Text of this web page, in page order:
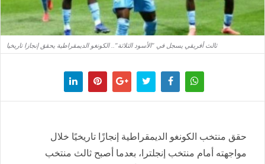
ثالث أفريقي يسجل في "الأسود الثلاثة".. الكونغو الديمقراطية يحقق إنجازا تاريخيا
حقق منتخب الكونغو الديمقراطية إنجازًا تاريخيًا خلال
مواجهته أمام منتخب إنجلترا، بعدما أصبح ثالث منتخب